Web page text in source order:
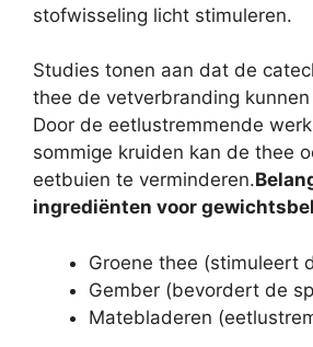
stofwisseling licht stimuleren.
Studies tonen aan dat de
thee de vetverbranding
Door de eetlustremmende
sommige kruiden kan de thee
eetbuien te verminderen.
ingrediënten voor
Groene thee (stimuleert
Gember (bevordert de
Matebladeren